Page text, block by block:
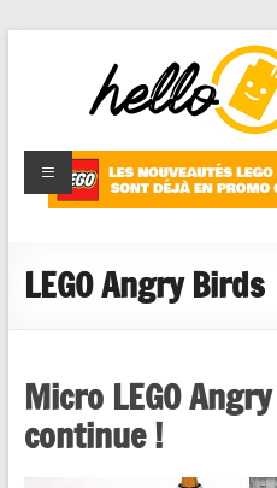
HelloBricks
Blog LEGO,
nouveaut�s
reviews
LEGO Angry Birds
Micro LEGO
continue !